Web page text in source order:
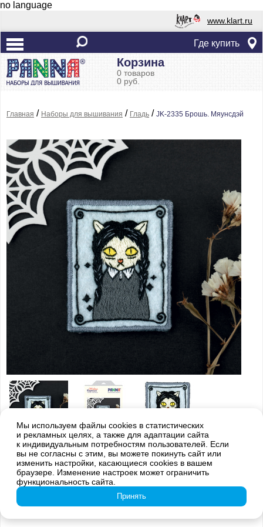
no language
www.klart.ru
Где купить
Корзина
0 товаров
0 руб.
Главная / Наборы для вышивания / Гладь / JK-2335 Брошь. Мяунсдэй
Внимание! Оттенки цветов готовой вышивки могут отличаться от
изображения на обложке из-за погрешностей цветопередачи
JK-2335 Брошь. Мяунсдэй
339руб.
Мы используем файлы cookies в статистических
и рекламных целях, а также для адаптации сайта
к индивидуальным потребностям пользователей. Если
вы не согласны с этим, вы можете покинуть сайт или
изменить настройки, касающиеся cookies в вашем
браузере. Изменение настроек может ограничить
функциональность сайта.
Принять